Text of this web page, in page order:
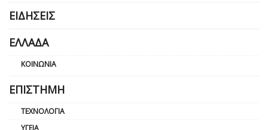
ΕΙΔΉΣΕΙΣ
ΕΛΛΆΔΑ
ΚΟΙΝΩΝΊΑ
ΕΠΙΣΤΉΜΗ
ΤΕΧΝΟΛΟΓΊΑ
ΥΓΕΊΑ